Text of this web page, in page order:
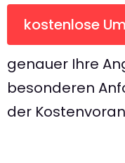
kostenlose
genauer Ihre
besonderen
der